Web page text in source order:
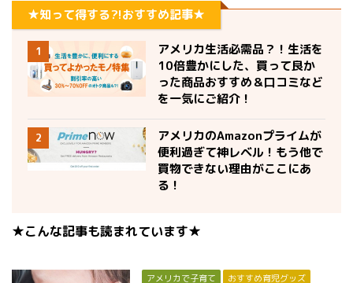
★知って得する?!おすすめ記事★
1
アメリカ生活必需品？！生活を
10倍豊かにした、買って良か
った商品おすすめ＆口コミなど
を一気にご紹介！
2
アメリカのAmazonプライムが
便利過ぎて神レベル！もう他で
買物できない理由がここにあ
る！
★こんな記事も読まれています★
アメリカで子育て おすすめ育児グッズ